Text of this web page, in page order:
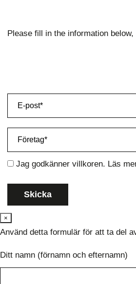
Please fill in the information
Jag godkänner villkoren. Läs
×
Använd detta formulär för att ta del
Ditt namn (förnamn och efternamn)